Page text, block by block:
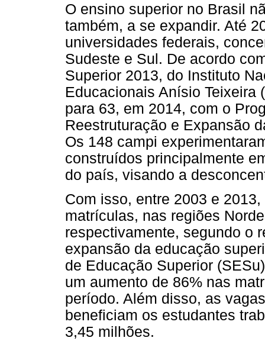
O ensino superior no Brasil
também, a se expandir. Até
universidades federais,
Sudeste e Sul. De acordo
Superior 2013, do Instituto
Educacionais Anísio Teixeira
para 63, em 2014, com o
Reestruturação e Expansão
Os 148 campi
construídos principalmente
do país, visando a
Com isso, entre 2003 e
matrículas, nas regiões
respectivamente, segundo o
expansão da educação
de Educação Superior
um aumento de 86% nas
período. Além disso, as
beneficiam os estudantes
3,45 milhões.